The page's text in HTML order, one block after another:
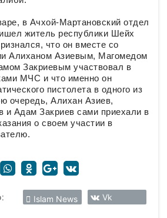
в Ачхой-Мартановский отдел
житель республики Шейх
что он вместе со
Алиханом Азиевым, Магомедом
Закриевым участвовал в
МЧС и что именно он
пистолета в одного из
очередь, Алихан Азиев,
и Адам Закриев сами приехали в
о своем участии в
Islam News Vk